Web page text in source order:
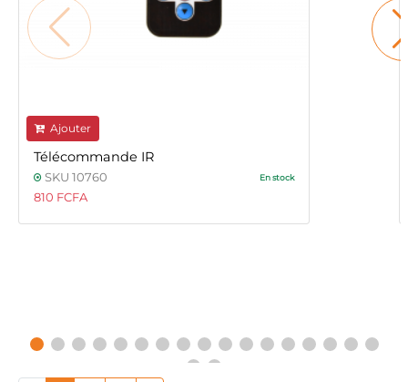
Ajouter
Télécommande IR
SKU 10760 En stock
810 FCFA